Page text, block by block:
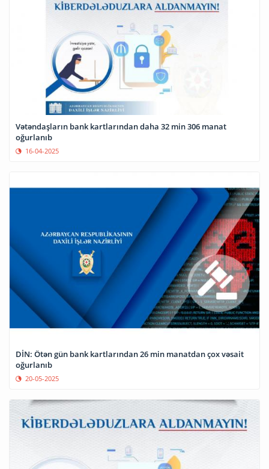
Vətəndaşların bank kartlarından daha 32 min 306 manat
oğurlanıb
16-04-2025
DİN: Ötən gün bank kartlarından 26 min manatdan çox vəsait
oğurlanıb
20-05-2025